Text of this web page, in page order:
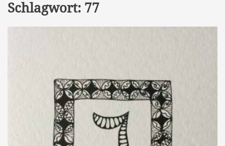
Schlagwort: 77